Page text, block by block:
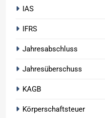
IAS
IFRS
Jahresabschluss
Jahresüberschuss
KAGB
Körperschaftsteuer